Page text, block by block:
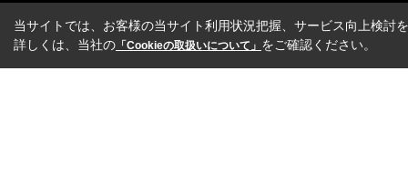
当サイトでは、お客様の当サイト利用状況把握、サービス向上検討
詳しくは、当社の 「Cookieの取扱いについて」 をご確認ください。